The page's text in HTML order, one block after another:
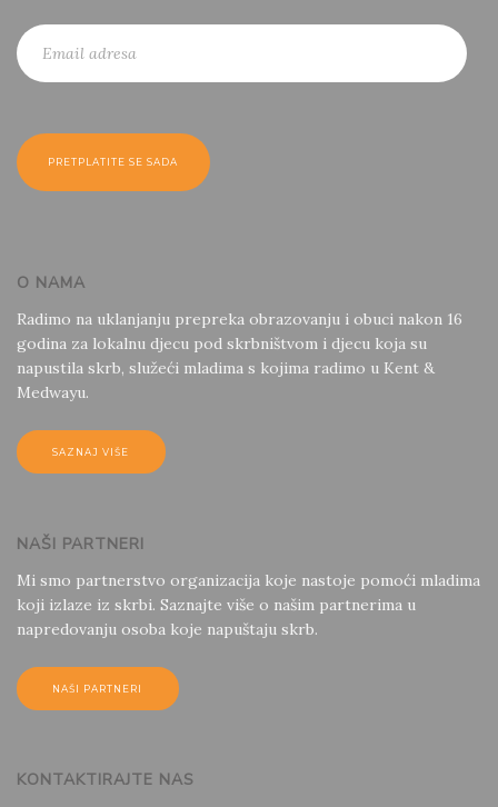
O NAMA
Radimo na uklanjanju prepreka obrazovanju i obuci nakon 16
godina za lokalnu djecu pod skrbništvom i djecu koja su
napustila skrb, služeći mladima s kojima radimo u Kent &
Medwayu.
SAZNAJ VIŠE
NAŠI PARTNERI
Mi smo partnerstvo organizacija koje nastoje pomoći mladima
koji izlaze iz skrbi. Saznajte više o našim partnerima u
napredovanju osoba koje napuštaju skrb.
NAŠI PARTNERI
KONTAKTIRAJTE NAS